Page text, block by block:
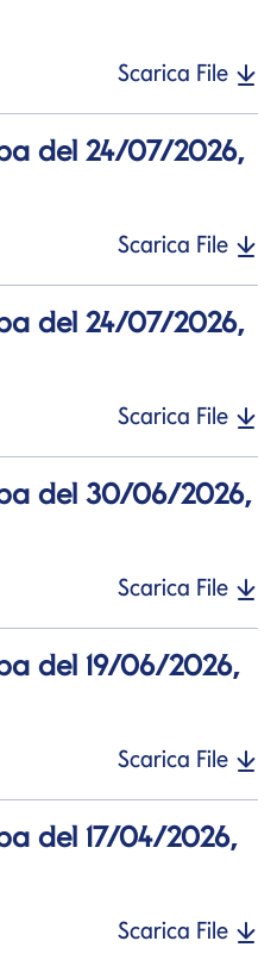
Scarica File
del 24/07/2026,
Scarica File
del 24/07/2026,
Scarica File
del 30/06/2026,
Scarica File
del 19/06/2026,
Scarica File
del 17/04/2026,
Scarica File